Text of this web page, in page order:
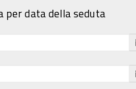
per data della seduta